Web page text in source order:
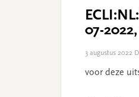
07-
3 augustus 2022
voor deze